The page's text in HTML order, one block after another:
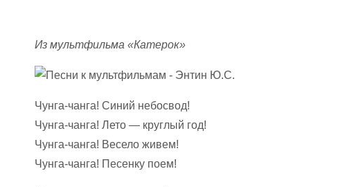
Из мультфильма «Катерок»
Чунга-чанга! Синий небосвод!
Чунга-чанга! Лето — круглый год!
Чунга-чанга! Весело живем!
Чунга-чанга! Песенку поем!